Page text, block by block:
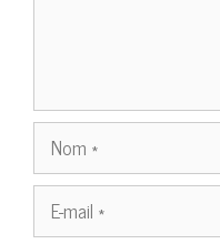
Nom
mail